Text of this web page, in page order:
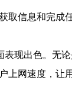
取信息和完成
现出色。无
上网速度，让